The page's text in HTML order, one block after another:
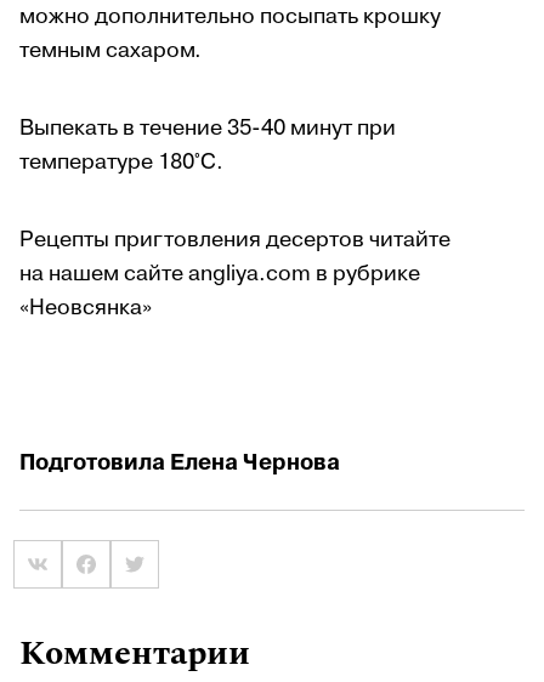
можно дополнительно посыпать крошку
темным сахаром.
Выпекать в течение 35-40 минут при
температуре 180°C.
Рецепты пригтовления десертов читайте
на нашем сайте angliya.com в рубрике
«Неовсянка»
Подготовила Елена Чернова
Комментарии